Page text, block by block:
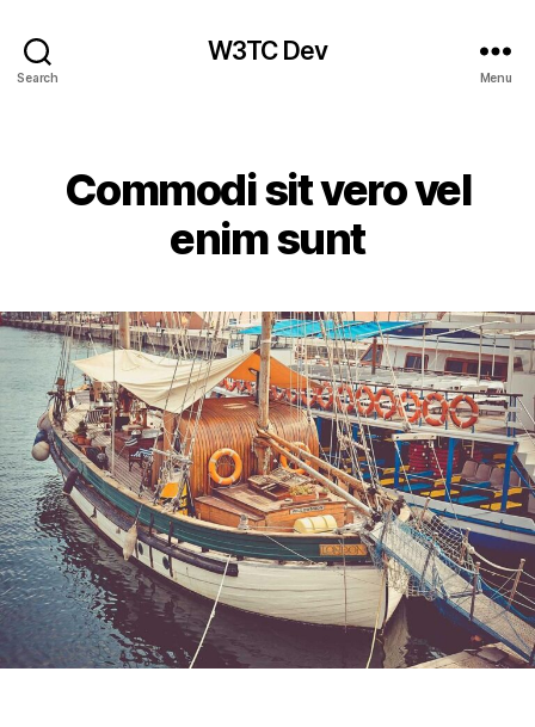
Search
W3TC Dev
Menu
Commodi sit vero vel
enim sunt